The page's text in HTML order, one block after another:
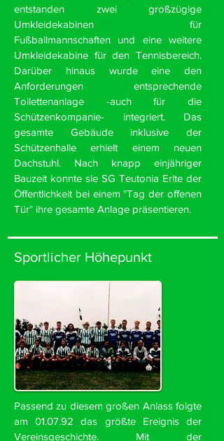
entstanden zwei großzügige
Umkleidekabinen für
Fußballmannschaften und eine weitere
Umkleidekabine für den Tennisbereich.
Darüber hinaus wurde eine den
Anforderungen entsprechende
Toilettenanlage -auch für die
Schützenkompanie- integriert. Das
gesamte Gebäude inklusive der
Schützenhalle erhielt einem neuen
Dachstuhl. Nach knapp einjähriger
Bauzeit konnte sie SG Teutonia Erlte der
Öffentlichkeit bei einem "Tag der offenen
Tür" ihre gesamte Anlage präsentieren.
Sportlicher Höhepunkt
Passend zu diesem großen Anlass folgte
am 01.07.92 das größte Ereignis der
Vereinsgeschichte. Mit der